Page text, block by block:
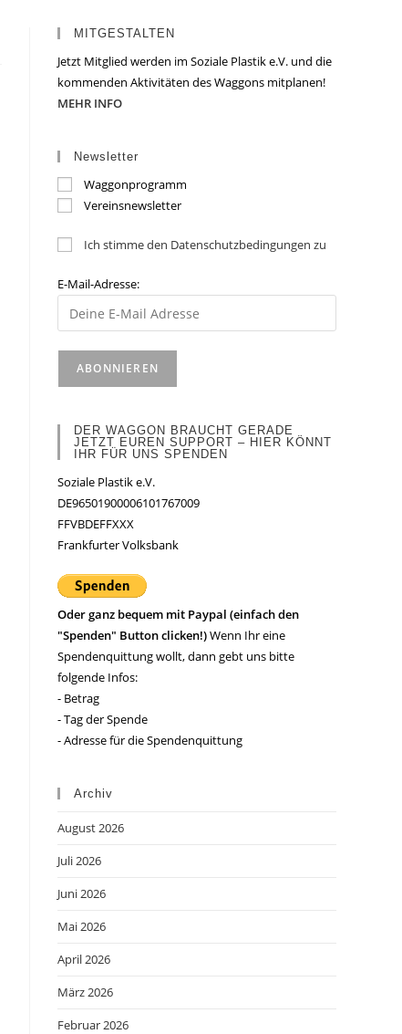
MITGESTALTEN
Jetzt Mitglied werden im Soziale Plastik e.V. und die
kommenden Aktivitäten des Waggons mitplanen!
MEHR INFO
Newsletter
Waggonprogramm
Vereinsnewsletter
Ich stimme den Datenschutzbedingungen zu
E-Mail-Adresse:
DER WAGGON BRAUCHT GERADE
JETZT EUREN SUPPORT – HIER KÖNNT
IHR FÜR UNS SPENDEN
Soziale Plastik e.V.
DE96501900006101767009
FFVBDEFFXXX
Frankfurter Volksbank
Oder ganz bequem mit Paypal (einfach den
"Spenden" Button clicken!)Wenn Ihr eine
Spendenquittung wollt, dann gebt uns bitte
folgende Infos:
- Betrag
- Tag der Spende
- Adresse für die Spendenquittung
Archiv
August 2026
Juli 2026
Juni 2026
Mai 2026
April 2026
März 2026
Februar 2026